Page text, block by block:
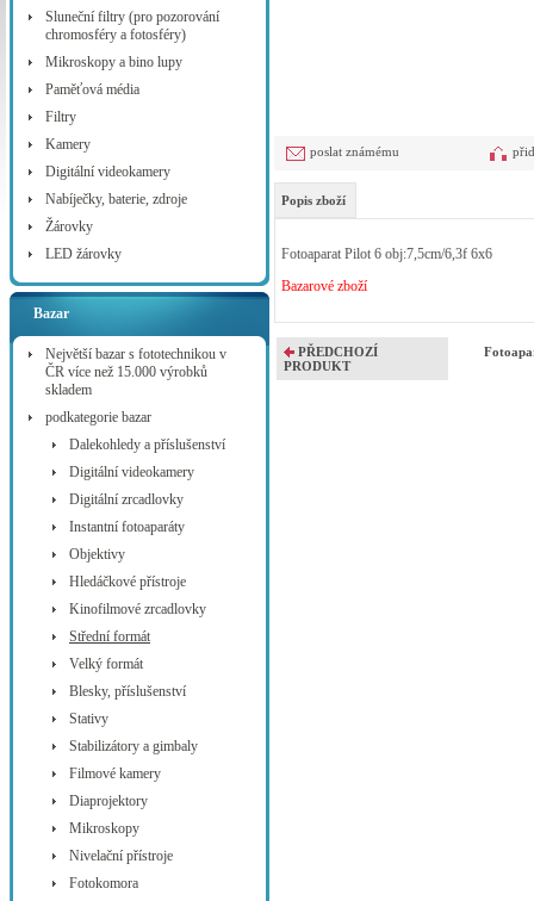
Sluneční filtry (pro pozorování
chromosféry a fotosféry)
Mikroskopy a bino lupy
Paměťová média
Filtry
Kamery
Digitální videokamery
Nabíječky, baterie, zdroje
Žárovky
LED žárovky
Bazar
Největší bazar s fototechnikou v
ČR více než 15.000 výrobků
skladem
podkategorie bazar
Dalekohledy a příslušenství
Digitální videokamery
Digitální zrcadlovky
Instantní fotoaparáty
Objektivy
Hledáčkové přístroje
Kinofilmové zrcadlovky
Střední formát
Velký formát
Blesky, příslušenství
Stativy
Stabilizátory a gimbaly
Filmové kamery
Diaprojektory
Mikroskopy
Nivelační přístroje
Fotokomora
poslat známému
Popis zboží
Fotoaparat Pilot 6 obj:7,5cm/6,3f 6x6
Bazarové zboží
PŘEDCHOZÍ
PRODUKT